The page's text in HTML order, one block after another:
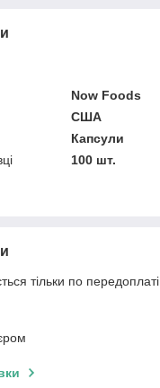
Now Foods
США
Капсули
100 шт.
тільки по передоплаті.